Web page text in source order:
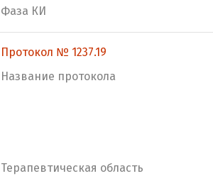
Фаза КИ
Протокол № 1237.19
Название протокола
Терапевтическая область